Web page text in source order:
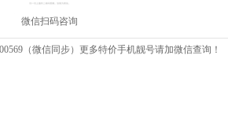
微信扫码咨询
（微信同步）更多特价手机靓号请加微信查询！